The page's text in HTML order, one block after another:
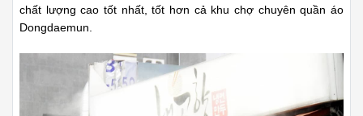
chất lượng cao tốt nhất, tốt hơn cả khu chợ chuyên quần áo
Dongdaemun.